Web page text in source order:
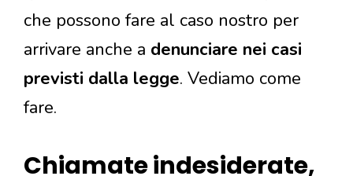
che possono fare al caso nostro per
arrivare anche a denunciare nei casi
previsti dalla legge. Vediamo come
fare.
Chiamate indesiderate,